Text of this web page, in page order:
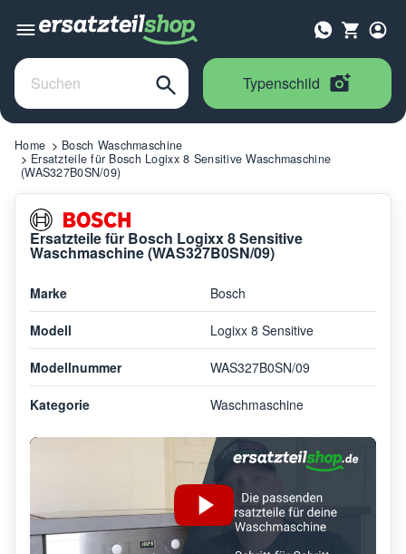
Typenschild
Home
Bosch Waschmaschine
Ersatzteile für Bosch Logixx 8 Sensitive Waschmaschine
(WAS327B0SN/09)
Ersatzteile für Bosch Logixx 8 Sensitive
Waschmaschine (WAS327B0SN/09)
Marke Bosch
Modell Logixx 8 Sensitive
Modellnummer WAS327B0SN/09
Kategorie Waschmaschine